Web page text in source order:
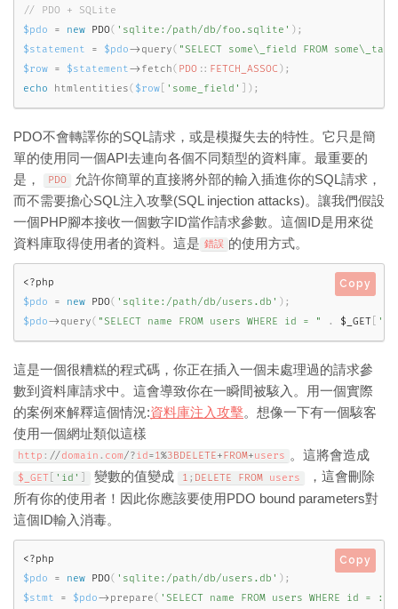
$pdo
= new PDO( 'sqlite:/path/db/foo.sqlite' ) ;
$statement
= $pdo-> query( "SELECT some\_field FROM
$row
= $statement-> fetch( PDO :: FETCH_ASSOC ) ;
echo
htmlentities( $row 'some_field' ) ;
PDO不會轉譯你的SQL請求，或是模擬失去的特性。它只是簡
單的使用同一個API去連向各個不同類型的資料庫。最重要的
是，
PDO
允許你簡單的直接將外部的輸入插進你的SQL請求，
而不需要擔心SQL注入攻擊(SQL injection attacks)。讓我們假設
一個PHP腳本接收一個數字ID當作請求參數。這個ID是用來從
資料庫取得使用者的資料。這是 錯誤 的使用方式。
<?php
$pdo
= new PDO( 'sqlite:/path/db/users.db' ) ;
$pdo-> query( "SELECT name FROM users WHERE id = " . $_GET
Copy
這是一個很糟糕的程式碼，你正在插入一個未處理過的請求參
數到資料庫請求中。這會導致你在一瞬間被駭入。用一個實際
的案例來解釋這個情況:資料庫注入攻擊。想像一下有一個駭客
使用一個網址類似這樣
http : // domain . com/?id =1%3BDELETE+ FROM+users 。這將會造成
$_GET 'id' 變數的值變成 1 ; DELETE FROM users
，這會刪除
所有你的使用者！因此你應該要使用PDO bound parameters對
這個ID輸入消毒。
<?php
$pdo
= new PDO( 'sqlite:/path/db/users.db' ) ;
$stmt
= $pdo-> prepare( 'SELECT name FROM users WHERE id =
Copy